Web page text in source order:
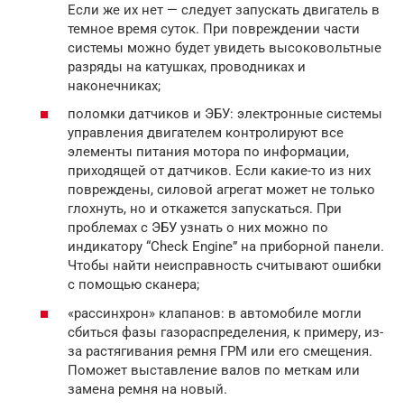
Если же их нет — следует запускать двигатель в
темное время суток. При повреждении части
системы можно будет увидеть высоковольтные
разряды на катушках, проводниках и
наконечниках;
поломки датчиков и ЭБУ: электронные системы
управления двигателем контролируют все
элементы питания мотора по информации,
приходящей от датчиков. Если какие-то из них
повреждены, силовой агрегат может не только
глохнуть, но и откажется запускаться. При
проблемах с ЭБУ узнать о них можно по
индикатору “Check Engine” на приборной панели.
Чтобы найти неисправность считывают ошибки
с помощью сканера;
«рассинхрон» клапанов: в автомобиле могли
сбиться фазы газораспределения, к примеру, из-
за растягивания ремня ГРМ или его смещения.
Поможет выставление валов по меткам или
замена ремня на новый.